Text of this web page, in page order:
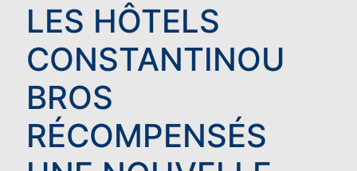
LES HÔTELS
CONSTANTINOU
BROS
RÉCOMPENSÉS